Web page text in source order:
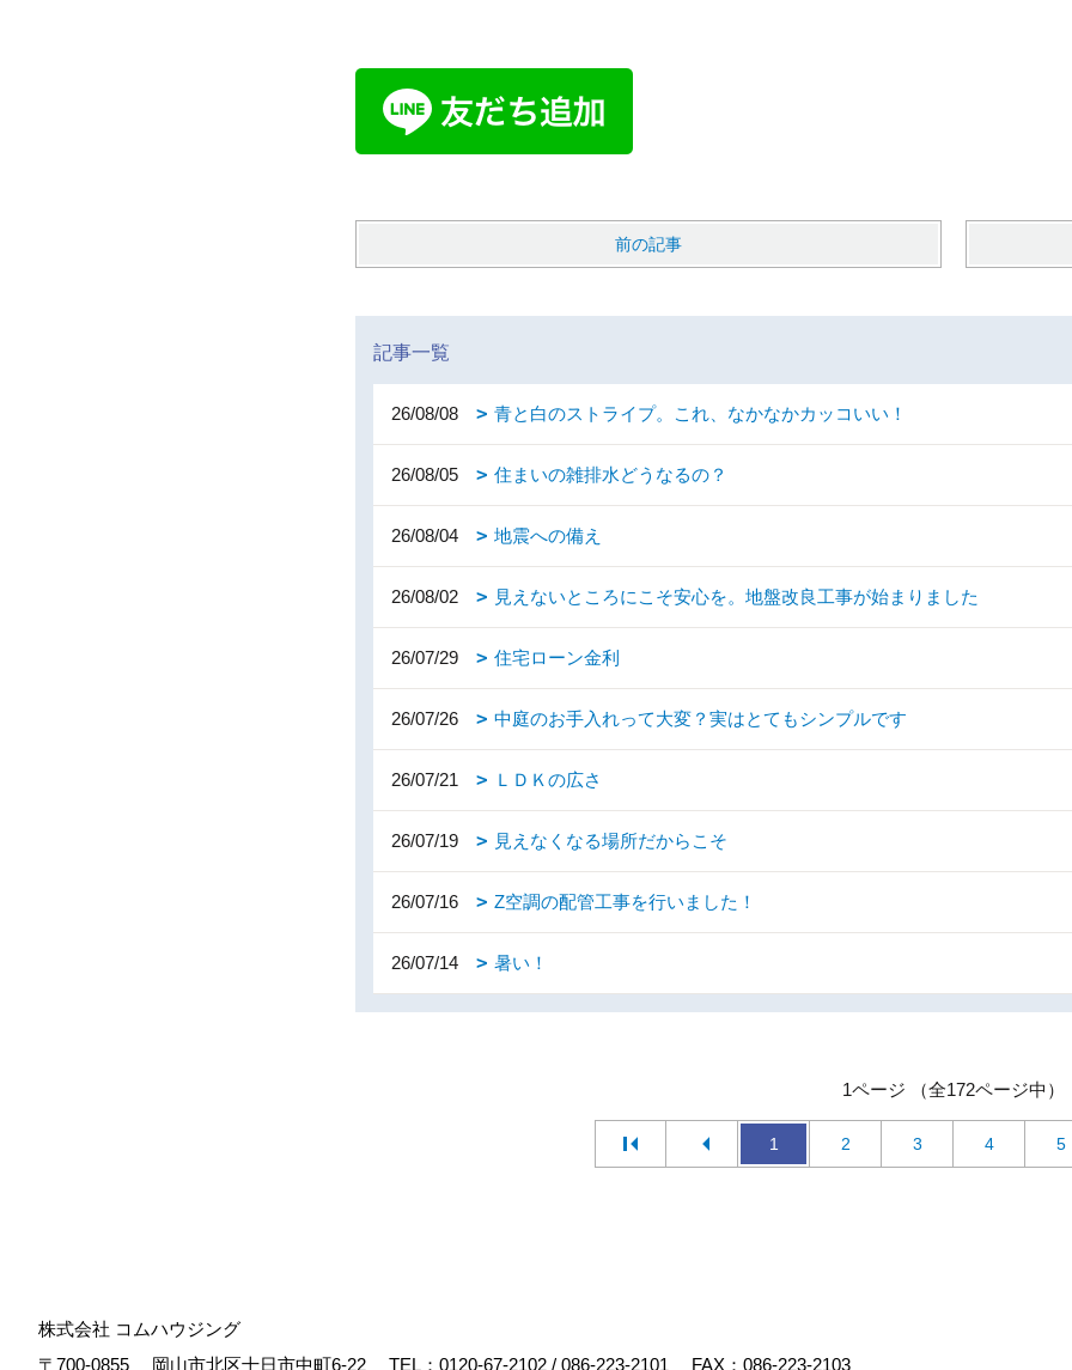
前の記事
記事一覧
26/08/08 青と白のストライプ。これ、なかなかカッコいい！
26/08/05 住まいの雑排水どうなるの？
26/08/04 地震への備え
26/08/02 見えないところにこそ安心を。地盤改良工事が始まりました
26/07/29 住宅ローン金利
26/07/26 中庭のお手入れって大変？実はとてもシンプルです
26/07/21 ＬＤＫの広さ
26/07/19 見えなくなる場所だからこそ
26/07/16 Z空調の配管工事を行いました！
26/07/14 暑い！
1ページ （全172ページ中）
1 2 3 4 5
株式会社 コムハウジング
〒700-0855
岡山市北区十日市中町6-22 TEL： 0120-67-2102 / 086-223-2101 FAX：086-223-2103